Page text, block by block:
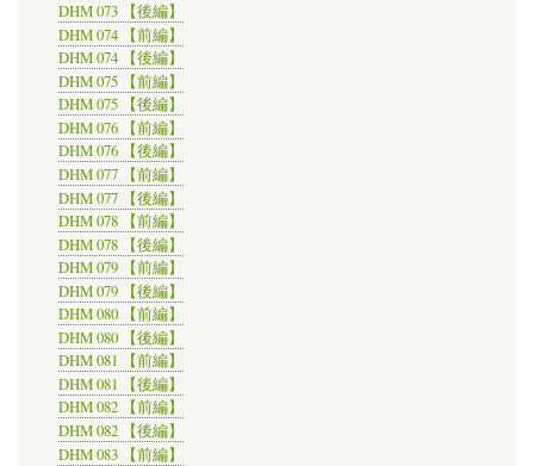
DHM 073 【後編】
DHM 074 【前編】
DHM 074 【後編】
DHM 075 【前編】
DHM 075 【後編】
DHM 076 【前編】
DHM 076 【後編】
DHM 077 【前編】
DHM 077 【後編】
DHM 078 【前編】
DHM 078 【後編】
DHM 079 【前編】
DHM 079 【後編】
DHM 080 【前編】
DHM 080 【後編】
DHM 081 【前編】
DHM 081 【後編】
DHM 082 【前編】
DHM 082 【後編】
DHM 083 【前編】